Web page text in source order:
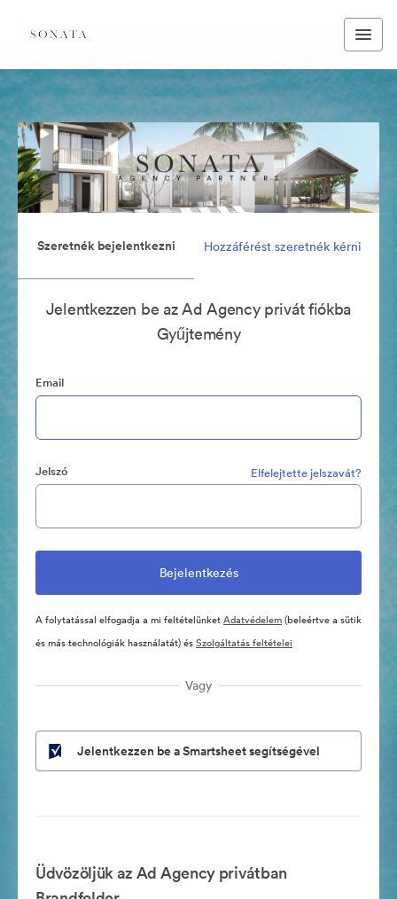
Szeretnék bejelentkezni Hozzáférést szeretnék kérni
Jelentkezzen be az Ad Agency privát fiókba
Gyűjtemény
Email
Jelszó Elfelejtette jelszavát?
A folytatással elfogadja a mi feltételünketAdatvédelem(beleértve a sütik
és más technológiák használatát) ésSzolgáltatás feltételei
Vagy
Jelentkezzen be a Smartsheet segítségével
Üdvözöljük az Ad Agency privátban